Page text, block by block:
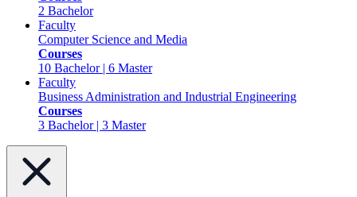
2 Bachelor
Faculty
Computer Science and Media
Courses
10 Bachelor | 6 Master
Faculty
Business Administration and Industrial Engineering
Courses
3 Bachelor | 3 Master